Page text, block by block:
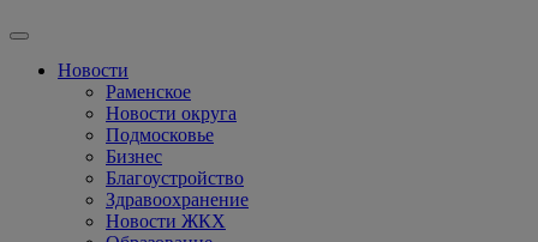
Новости
Раменское
Новости округа
Подмосковье
Бизнес
Благоустройство
Здравоохранение
Новости ЖКХ